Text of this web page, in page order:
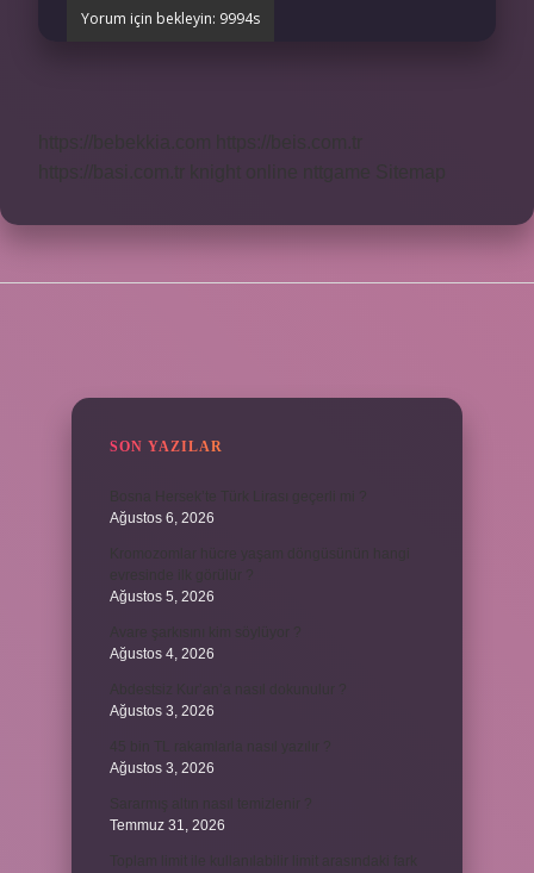
SON YAZILAR
Ağustos 6, 2026
Ağustos 5, 2026
Ağustos 4, 2026
Ağustos 3, 2026
Ağustos 3, 2026
Temmuz 31, 2026